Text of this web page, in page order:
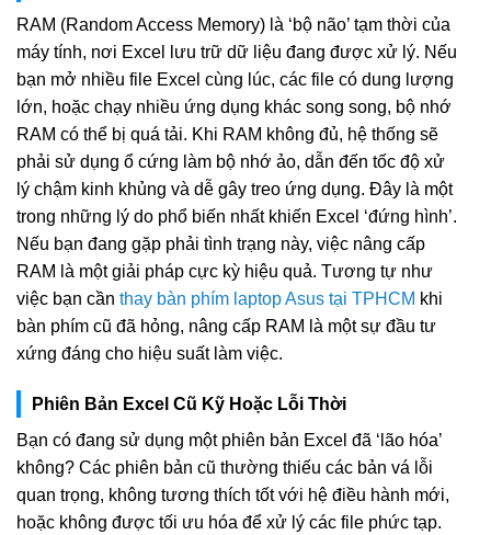
RAM (Random Access Memory) là ‘bộ não’ tạm thời của
máy tính, nơi Excel lưu trữ dữ liệu đang được xử lý. Nếu
bạn mở nhiều file Excel cùng lúc, các file có dung lượng
lớn, hoặc chạy nhiều ứng dụng khác song song, bộ nhớ
RAM có thể bị quá tải. Khi RAM không đủ, hệ thống sẽ
phải sử dụng ổ cứng làm bộ nhớ ảo, dẫn đến tốc độ xử
lý chậm kinh khủng và dễ gây treo ứng dụng. Đây là một
trong những lý do phổ biến nhất khiến Excel ‘đứng hình’.
Nếu bạn đang gặp phải tình trạng này, việc nâng cấp
RAM là một giải pháp cực kỳ hiệu quả. Tương tự như
việc bạn cần thay bàn phím laptop Asus tại TPHCM khi
bàn phím cũ đã hỏng, nâng cấp RAM là một sự đầu tư
xứng đáng cho hiệu suất làm việc.
Phiên Bản Excel Cũ Kỹ Hoặc Lỗi Thời
Bạn có đang sử dụng một phiên bản Excel đã ‘lão hóa’
không? Các phiên bản cũ thường thiếu các bản vá lỗi
quan trọng, không tương thích tốt với hệ điều hành mới,
hoặc không được tối ưu hóa để xử lý các file phức tạp.